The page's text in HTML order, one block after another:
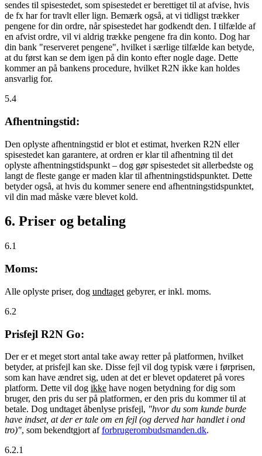
sendes til spisestedet, som spisestedet er berettiget til at afvise, hvis
de fx har for travlt eller lign. Bemærk også, at vi tidligst trækker
pengene for din ordre, når spisestedet har godkendt den. I tilfælde af
en afvist ordre, vil vi aldrig trække pengene fra din konto. Dog har
din bank "reserveret pengene", hvilket i særlige tilfælde kan betyde,
at du først kan se dem igen på din konto efter nogle dage. Dette
kommer an på bankens procedure, hvilket R2N ikke kan holdes
ansvarlig for.
5.4
Afhentningstid:
Den oplyste afhentningstid er blot et estimat, hverken R2N eller
spisestedet kan garantere, at ordren er klar til afhentning til det
oplyste afhentningstidspunkt – dog gør spisestedet sit allerbedste og
langt de fleste gange er maden klar til afhentningstidspunktet. Dette
betyder også, at hvis du kommer senere end afhentningstidspunktet,
vil din mad måske være blevet kold.
6. Priser og betaling
6.1
Moms:
Alle oplyste priser, dog undtaget gebyrer, er inkl. moms.
6.2
Prisfejl R2N Go:
Der er et meget stort antal take away retter på platformen, hvilket
betyder, at prisfejl kan ske. Disse fejl vil dog typisk være i førprisen,
som kan have ændret sig, uden at det er blevet opdateret på vores
platform. Dette vil dog ikke have nogen betydning for dig som
bruger, den pris du ser på platformen, er den pris du kommer til at
betale. Dog undtaget åbenlyse prisfejl, "hvor du som kunde burde
have indset, at der er tale om en fejl (og derved har handlet i ond
tro)", som bekendtgjort afforbrugerombudsmanden.dk.
6.2.1